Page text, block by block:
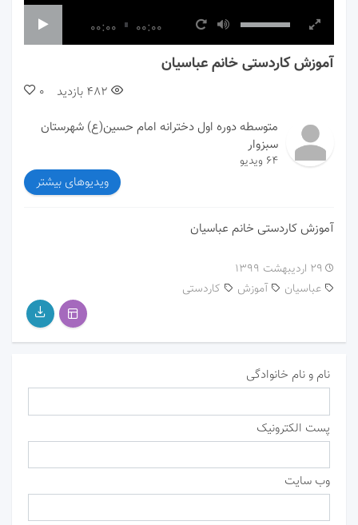
00:00 00:00
آموزش کاردستی خانم عباسیان
0 482 بازدید
متوسطه دوره اول دخترانه امام حسین(ع) شهرستان
سبزوار
64 ویدیو
ویدیوهای بیشتر
آموزش کاردستی خانم عباسیان
۲۹ اردیبهشت ۱۳۹۹
آموزش
عباسیان کاردستی
نام و نام خانوادگی
پست الکترونیک
وب سایت